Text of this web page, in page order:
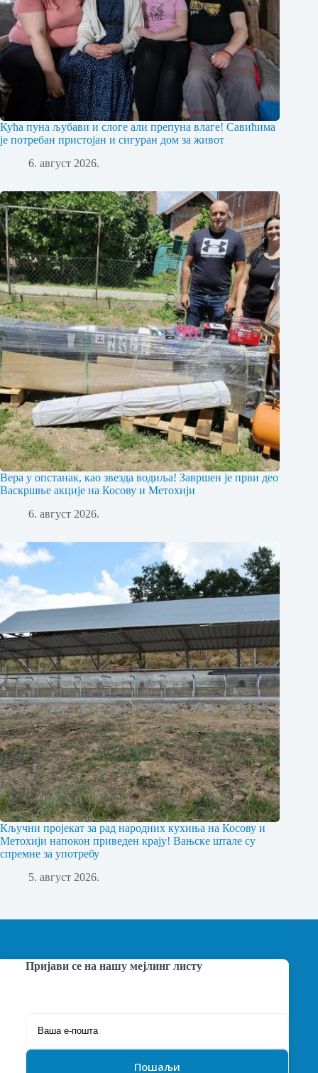
Кућа пуна љубави и слоге али препуна влаге! Савићима
је потребан пристојан и сигуран дом за живот
6. август 2026.
Вера у опстанак, као звезда водиља! Завршен је први део
Васкршње акције на Косову и Метохији
6. август 2026.
Кључни пројекат за рад народних кухиња на Косову и
Метохији напокон приведен крају! Вањске штале су
спремне за употребу
5. август 2026.
Пријави се на нашу мејлинг листу